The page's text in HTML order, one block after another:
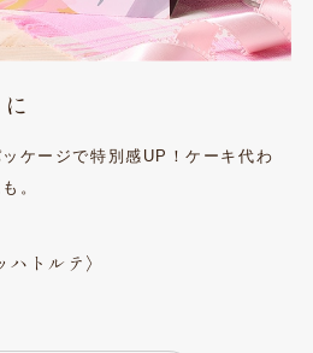
ケージで特別感UP！ケーキ代わ
。
トルテ〉